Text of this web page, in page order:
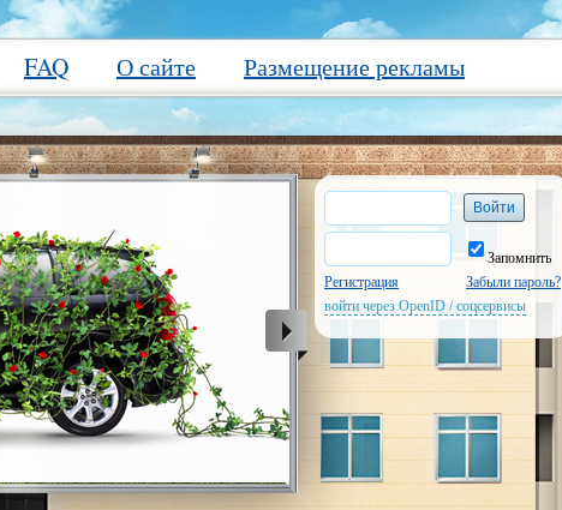
FAQ О сайте Размещение рекламы
Запомнить
Регистрация
Забыли пароль?
войти через OpenID / соцсервисы